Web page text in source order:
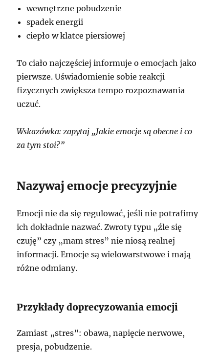
wewnętrzne pobudzenie
spadek energii
ciepło w klatce piersiowej
To ciało najczęściej informuje o emocjach jako
pierwsze. Uświadomienie sobie reakcji
fizycznych zwiększa tempo rozpoznawania
uczuć.
Wskazówka: zapytaj „Jakie emocje są obecne i co
za tym stoi?”
Nazywaj emocje precyzyjnie
Emocji nie da się regulować, jeśli nie potrafimy
ich dokładnie nazwać. Zwroty typu „źle się
czuję” czy „mam stres” nie niosą realnej
informacji. Emocje są wielowarstwowe i mają
różne odmiany.
Przykłady doprecyzowania emocji
Zamiast „stres”: obawa, napięcie nerwowe,
presja, pobudzenie.